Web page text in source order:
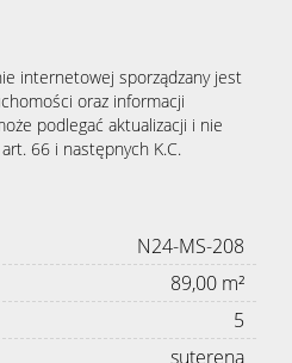
internetowej sporządzany jest
oraz informacji
podlegać aktualizacji i nie
66 i następnych K.C.
N24-MS-208
89,00 m²
5
suterena